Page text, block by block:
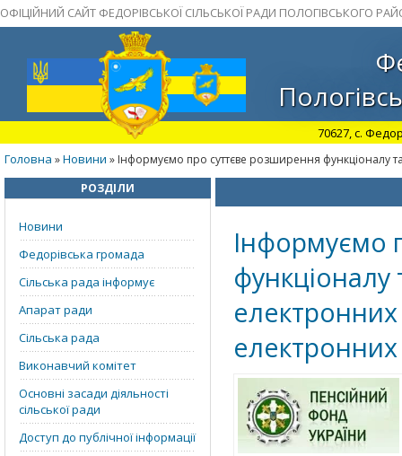
ОФІЦІЙНИЙ САЙТ ФЕДОРІВСЬКОЇ СІЛЬСЬКОЇ РАДИ ПОЛОГІВСЬКОГО
70627, с.
Головна »Новини » Інформуємо про суттєве розширення функціоналу
РОЗДІЛИ
Новини
Федорівська громада
Сільська рада інформує
Апарат ради
Сільська рада
Виконавчий комітет
Основні засади діяльності
сільської ради
Доступ до публічної інформації
Інформуємо
електронних